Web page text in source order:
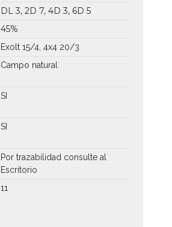
DL 3, 2D 7, 4D 3, 6D 5
45%
Exolt 15/4, 4x4 20/3
Campo natural
SI
SI
Por trazabilidad consulte al
Escritorio
11